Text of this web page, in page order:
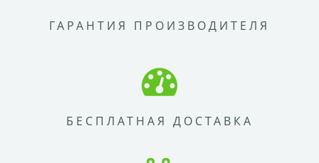
ГАРАНТИЯ ПРОИЗВОДИТЕЛЯ
БЕСПЛАТНАЯ ДОСТАВКА